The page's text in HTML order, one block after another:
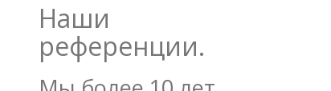
Наши
референции.